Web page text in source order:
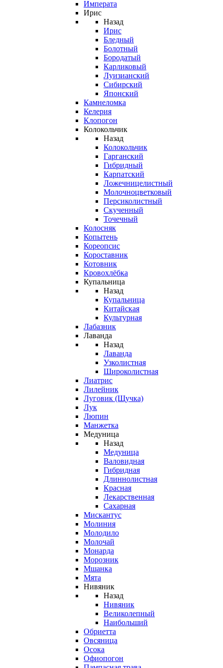
Императа
Ирис
Назад
Ирис
Бледный
Болотный
Бородатый
Карликовый
Луизианский
Сибирский
Японский
Камнеломка
Келерия
Клопогон
Колокольчик
Назад
Колокольчик
Гарганский
Гибридный
Карпатский
Ложечницелистный
Молочноцветковый
Персиколистный
Скученный
Точечный
Колосняк
Копытень
Кореопсис
Короставник
Котовник
Кровохлёбка
Купальница
Назад
Купальница
Китайская
Культурная
Лабазник
Лаванда
Назад
Лаванда
Узколистная
Широколистная
Лиатрис
Лилейник
Луговик (Щучка)
Лук
Люпин
Манжетка
Медуница
Назад
Медуница
Валовидная
Гибридная
Длиннолистная
Красная
Лекарственная
Сахарная
Мискантус
Молиния
Молодило
Молочай
Монарда
Морозник
Мшанка
Мята
Нивяник
Назад
Нивяник
Великолепный
Наибольший
Обриетта
Овсяница
Осока
Офиопогон